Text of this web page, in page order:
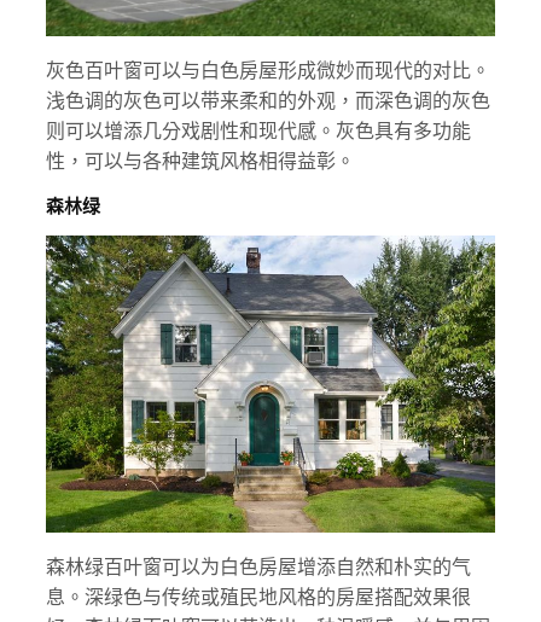
灰色百叶窗可以与白色房屋形成微妙而现代的对比。
浅色调的灰色可以带来柔和的外观，而深色调的灰色
则可以增添几分戏剧性和现代感。灰色具有多功能
性，可以与各种建筑风格相得益彰。
森林绿
森林绿百叶窗可以为白色房屋增添自然和朴实的气
息。深绿色与传统或殖民地风格的房屋搭配效果很